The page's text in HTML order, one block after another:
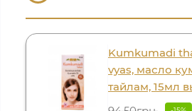
Kumkumadi
vyas, масло
тайлам, 15мл